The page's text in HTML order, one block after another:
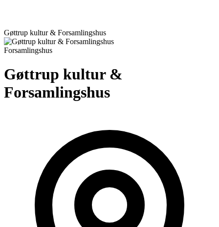
Gøttrup kultur & Forsamlingshus
Forsamlingshus
Gøttrup kultur &
Forsamlingshus